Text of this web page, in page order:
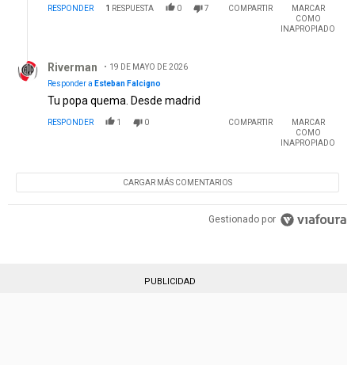
RESPONDER 1 RESPUESTA 0 7 COMPARTIR
MARCAR
COMO
INAPROPIADO
Riverman
19 DE MAYO DE 2026
Responder a Esteban Falcigno
Tu popa quema. Desde madrid
RESPONDER 1 0 COMPARTIR
MARCAR
COMO
INAPROPIADO
CARGAR MÁS COMENTARIOS
Gestionado por
PUBLICIDAD